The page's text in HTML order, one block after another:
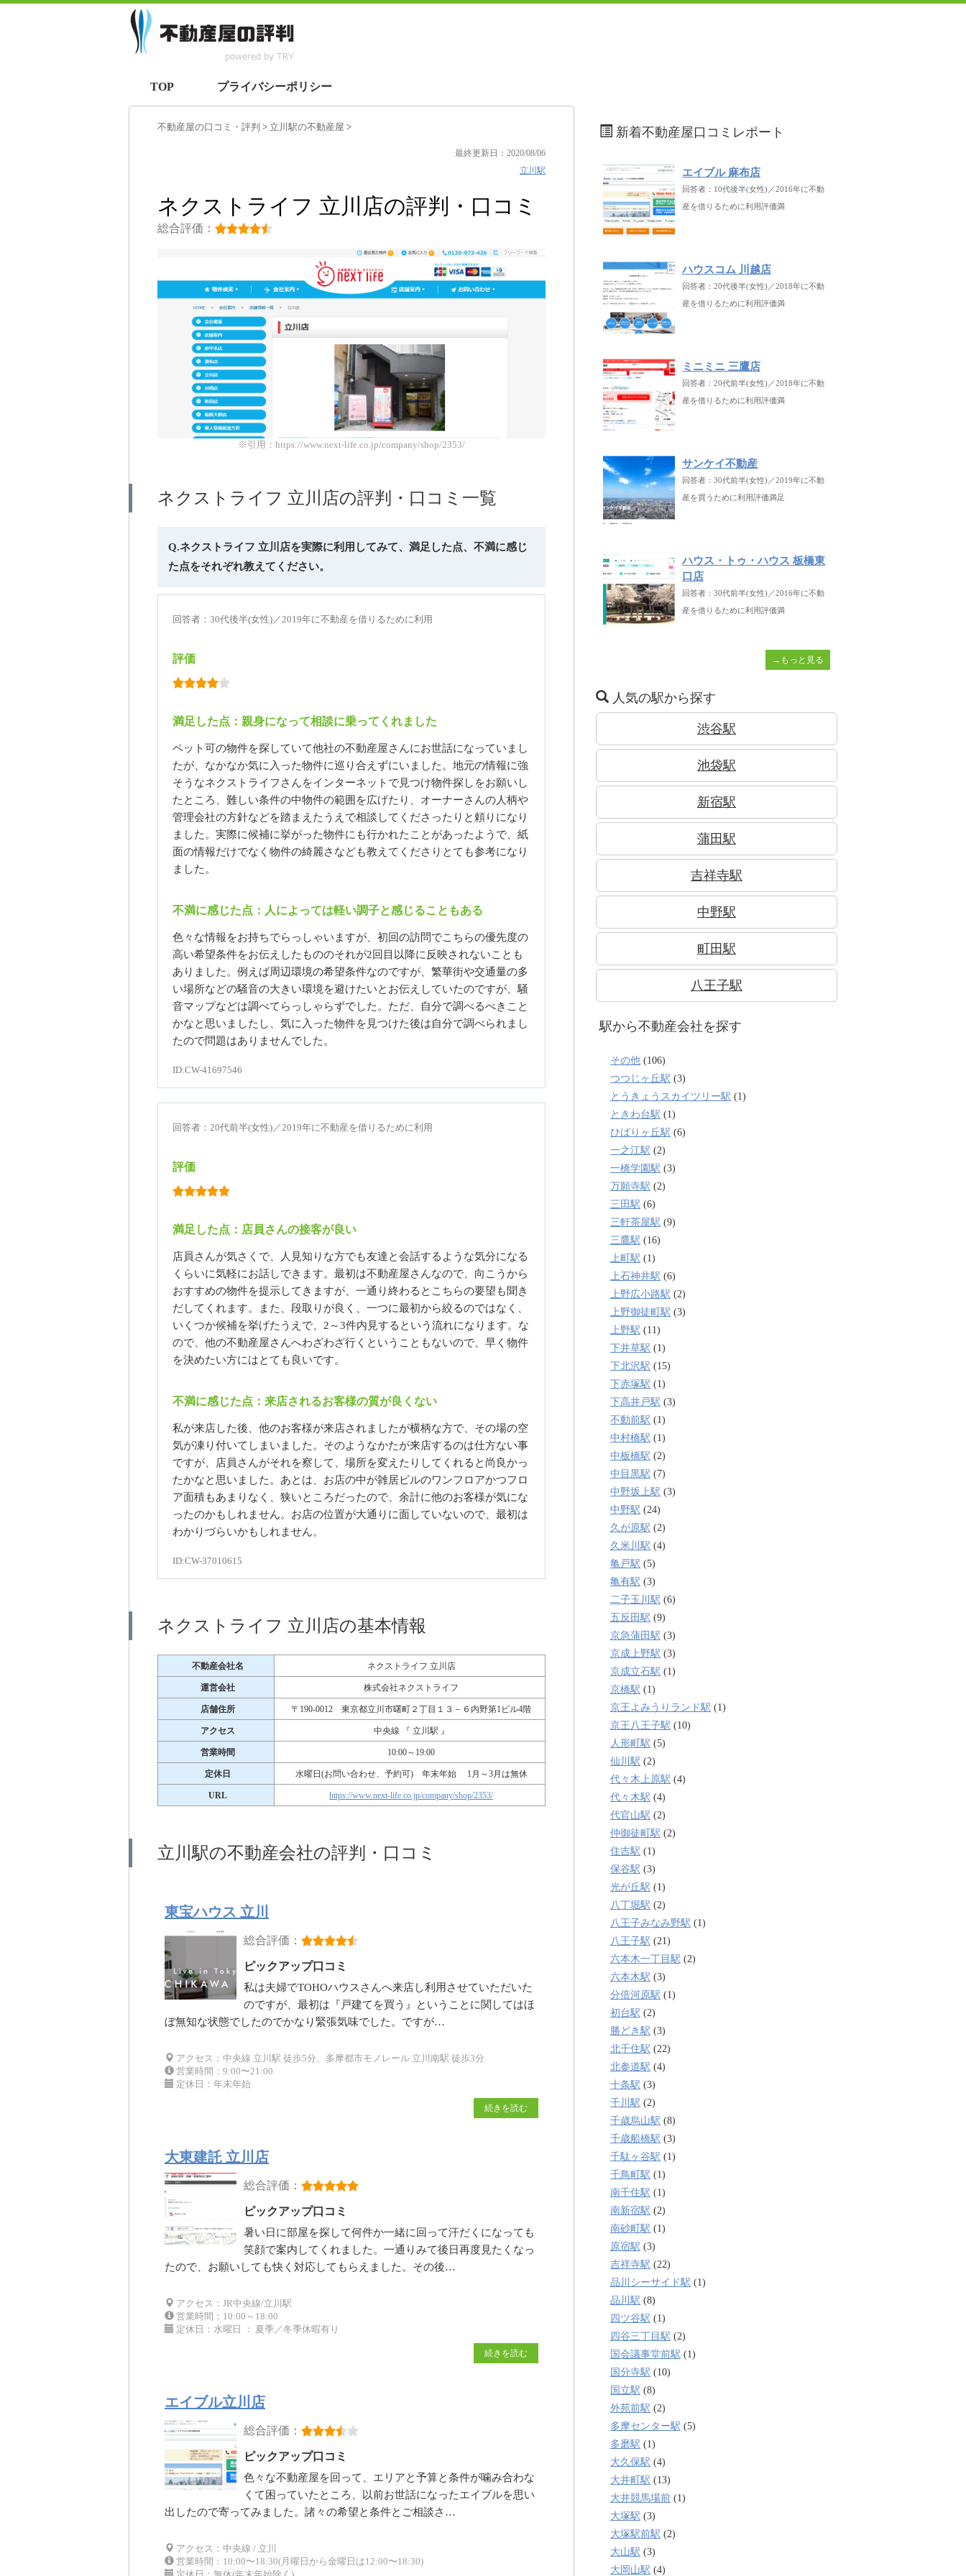
TOP プライバシーポリシー
不動産屋の口コミ・評判 > 立川駅の不動産屋 >
最終更新日：2020/08/06
立川駅
ネクストライフ 立川店の評判・口コミ
総合評価：
※引用：https://www.next-life.co.jp/company/shop/2353/
ネクストライフ 立川店の評判・口コミ一覧
Q.ネクストライフ 立川店を実際に利用してみて、満足した点、不満に感じ
た点をそれぞれ教えてください。
回答者：30代後半(女性)／2019年に不動産を借りるために利用
評価
満足した点：親身になって相談に乗ってくれました
ペット可の物件を探していて他社の不動産屋さんにお世話になっていまし
たが、なかなか気に入った物件に巡り合えずにいました。地元の情報に強
そうなネクストライフさんをインターネットで見つけ物件探しをお願いし
たところ、難しい条件の中物件の範囲を広げたり、オーナーさんの人柄や
管理会社の方針などを踏まえたうえで相談してくださったりと頼りになり
ました。実際に候補に挙がった物件にも行かれたことがあったようで、紙
面の情報だけでなく物件の綺麗さなども教えてくださりとても参考になり
ました。
不満に感じた点：人によっては軽い調子と感じることもある
色々な情報をお持ちでらっしゃいますが、初回の訪問でこちらの優先度の
高い希望条件をお伝えしたもののそれが2回目以降に反映されないことも
ありました。例えば周辺環境の希望条件なのですが、繁華街や交通量の多
い場所などの騒音の大きい環境を避けたいとお伝えしていたのですが、騒
音マップなどは調べてらっしゃらずでした。ただ、自分で調べるべきこと
かなと思いましたし、気に入った物件を見つけた後は自分で調べられまし
たので問題はありませんでした。
ID:CW-41697546
回答者：20代前半(女性)／2019年に不動産を借りるために利用
評価
満足した点：店員さんの接客が良い
店員さんが気さくで、人見知りな方でも友達と会話するような気分になる
くらいに気軽にお話しできます。最初は不動産屋さんなので、向こうから
おすすめの物件を提示してきますが、一通り終わるとこちらの要望も聞き
だしてくれます。また、段取りが良く、一つに最初から絞るのではなく、
いくつか候補を挙げたうえで、2～3件内見するという流れになります。な
ので、他の不動産屋さんへわざわざ行くということもないので、早く物件
を決めたい方にはとても良いです。
不満に感じた点：来店されるお客様の質が良くない
私が来店した後、他のお客様が来店されましたが横柄な方で、その場の空
気が凍り付いてしまいました。そのようなかたが来店するのは仕方ない事
ですが、店員さんがそれを察して、場所を変えたりしてくれると尚良かっ
たかなと思いました。あとは、お店の中が雑居ビルのワンフロアかつフロ
ア面積もあまりなく、狭いところだったので、余計に他のお客様が気にな
ったのかもしれません。お店の位置が大通りに面していないので、最初は
わかりづらいかもしれません。
ID:CW-37010615
ネクストライフ 立川店の基本情報
不動産会社名 ネクストライフ 立川店
運営会社 株式会社ネクストライフ
店舗住所 〒190-0012 東京都立川市曙町２丁目１３－６内野第1ビル4階
アクセス 中央線 『 立川駅 』
営業時間 10:00～19:00
定休日 水曜日(お問い合わせ、予約可) 年末年始 1月～3月は無休
URL https://www.next-life.co.jp/company/shop/2353/
立川駅の不動産会社の評判・口コミ
東宝ハウス 立川
総合評価：
ピックアップ口コミ
私は夫婦でTOHOハウスさんへ来店し利用させていただいた
のですが、最初は『戸建てを買う』ということに関してはほ
ぼ無知な状態でしたのでかなり緊張気味でした。ですが…
アクセス：中央線 立川駅 徒歩5分、多摩都市モノレール 立川南駅 徒歩3分
営業時間：9:00〜21:00
定休日：年末年始
続きを読む
大東建託 立川店
総合評価：
ピックアップ口コミ
暑い日に部屋を探して何件か一緒に回って汗だくになっても
笑顔で案内してくれました。一通りみて後日再度見たくなっ
たので、お願いしても快く対応してもらえました。その後…
アクセス：JR中央線/立川駅
営業時間：10:00～18:00
定休日：水曜日 ： 夏季／冬季休暇有り
続きを読む
エイブル立川店
総合評価：
ピックアップ口コミ
色々な不動産屋を回って、エリアと予算と条件が噛み合わな
くて困っていたところ、以前お世話になったエイブルを思い
出したので寄ってみました。諸々の希望と条件とご相談さ…
アクセス：中央線 / 立川
営業時間：10:00〜18:30(月曜日から金曜日は12:00〜18:30)
新着不動産屋口コミレポート
エイブル 麻布店
回答者：10代後半(女性)／2016年に不動
産を借りるために利用評価満
ハウスコム 川越店
回答者：20代後半(女性)／2018年に不動
産を借りるために利用評価満
ミニミニ 三鷹店
回答者：20代前半(女性)／2018年に不動
産を借りるために利用評価満
サンケイ不動産
回答者：30代前半(女性)／2019年に不動
産を買うために利用評価満足
ハウス・トゥ・ハウス 板橋東
口店
回答者：30代前半(女性)／2016年に不動
産を借りるために利用評価満
→もっと見る
人気の駅から探す
渋谷駅
池袋駅
新宿駅
蒲田駅
吉祥寺駅
中野駅
町田駅
八王子駅
駅から不動産会社を探す
その他 (106)
つつじヶ丘駅 (3)
とうきょうスカイツリー駅 (1)
ときわ台駅 (1)
ひばりヶ丘駅 (6)
一之江駅 (2)
一橋学園駅 (3)
万願寺駅 (2)
三田駅 (6)
三軒茶屋駅 (9)
三鷹駅 (16)
上町駅 (1)
上石神井駅 (6)
上野広小路駅 (2)
上野御徒町駅 (3)
上野駅 (11)
下井草駅 (1)
下北沢駅 (15)
下赤塚駅 (1)
下高井戸駅 (3)
不動前駅 (1)
中村橋駅 (1)
中板橋駅 (2)
中目黒駅 (7)
中野坂上駅 (3)
中野駅 (24)
久が原駅 (2)
久米川駅 (4)
亀戸駅 (5)
亀有駅 (3)
二子玉川駅 (6)
五反田駅 (9)
京急蒲田駅 (3)
京成上野駅 (3)
京成立石駅 (1)
京橋駅 (1)
京王よみうりランド駅 (1)
京王八王子駅 (10)
人形町駅 (5)
仙川駅 (2)
代々木上原駅 (4)
代々木駅 (4)
代官山駅 (2)
仲御徒町駅 (2)
住吉駅 (1)
保谷駅 (3)
光が丘駅 (1)
八丁堀駅 (2)
八王子みなみ野駅 (1)
八王子駅 (21)
六本木一丁目駅 (2)
六本木駅 (3)
分倍河原駅 (1)
初台駅 (2)
勝どき駅 (3)
北千住駅 (22)
北参道駅 (4)
十条駅 (3)
千川駅 (2)
千歳烏山駅 (8)
千歳船橋駅 (3)
千駄ヶ谷駅 (1)
千鳥町駅 (1)
南千住駅 (1)
南新宿駅 (2)
南砂町駅 (1)
原宿駅 (3)
吉祥寺駅 (22)
品川シーサイド駅 (1)
品川駅 (8)
四ツ谷駅 (1)
四谷三丁目駅 (2)
国会議事堂前駅 (1)
国分寺駅 (10)
国立駅 (8)
外苑前駅 (2)
多摩センター駅 (5)
多磨駅 (1)
大久保駅 (4)
大井町駅 (13)
大井競馬場前 (1)
大塚駅 (3)
大塚駅前駅 (2)
大山駅 (3)
大岡山駅 (4)